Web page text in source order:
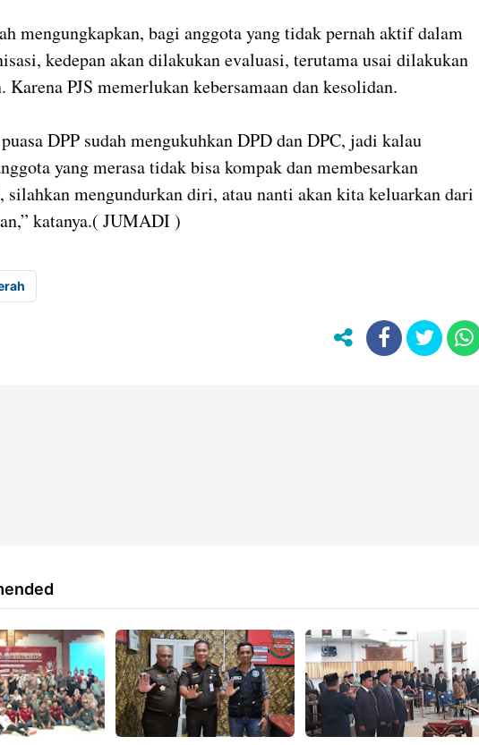
mengungkapkan, bagi anggota yang tidak pernah aktif dalam
kedepan akan dilakukan evaluasi, terutama usai dilakukan
Karena PJS memerlukan kebersamaan dan kesolidan.
DPP sudah mengukuhkan DPD dan DPC, jadi kalau
yang merasa tidak bisa kompak dan membesarkan
silahkan mengundurkan diri, atau nanti akan kita keluarkan dari
katanya.( JUMADI )